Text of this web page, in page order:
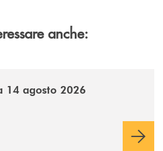
anche:
14 agosto 2026